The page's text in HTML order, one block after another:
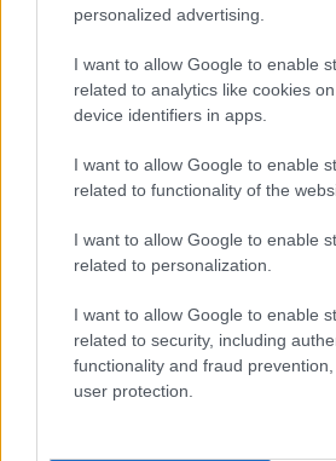
personalized advertising.
I want to allow Google to enable
related to analytics like cookies
device identifiers in apps.
I want to allow Google to enable
related to functionality of the
I want to allow Google to enable
related to personalization.
I want to allow Google to enable
related to security, including
functionality and fraud
user protection.
„NEM TÖBB EZER EMBERRE
EGY VÁLOGATOTT
DAVID ATTENBOROUGH ÚJ
JÚNIUSBAN DEBÜTÁL:
TENGEREK